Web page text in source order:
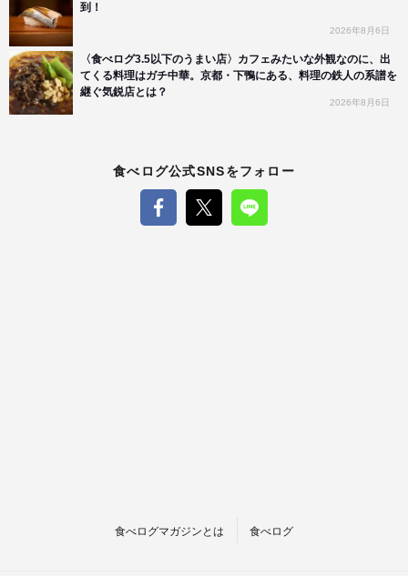
到！
2026年8月6日
〈食べログ3.5以下のうまい店〉カフェみたいな外観なのに、出
てくる料理はガチ中華。京都・下鴨にある、料理の鉄人の系譜を
継ぐ気鋭店とは？
2026年8月6日
食べログ公式SNSをフォロー
食べログマガジンとは 食べログ